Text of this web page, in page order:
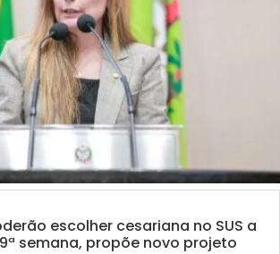
escolher cesariana no SUS a
semana, propõe novo projeto